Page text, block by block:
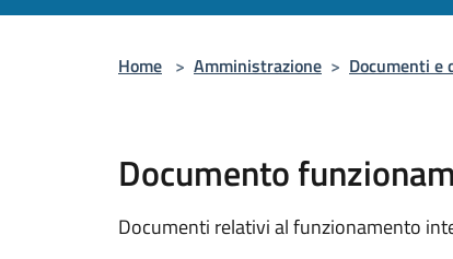
Home > Amministrazione > Documenti e
Documento
Documenti relativi al funzionamento